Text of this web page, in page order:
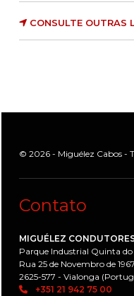
CONSULTE OUTRAS
© 2026 - Miguélez Cabos -
Contato
MIGUÉLEZ
Parque Industrial Quinta do
Rua 25 de Novembro de
2625-577 - Vialonga
+351 21 942 75 00